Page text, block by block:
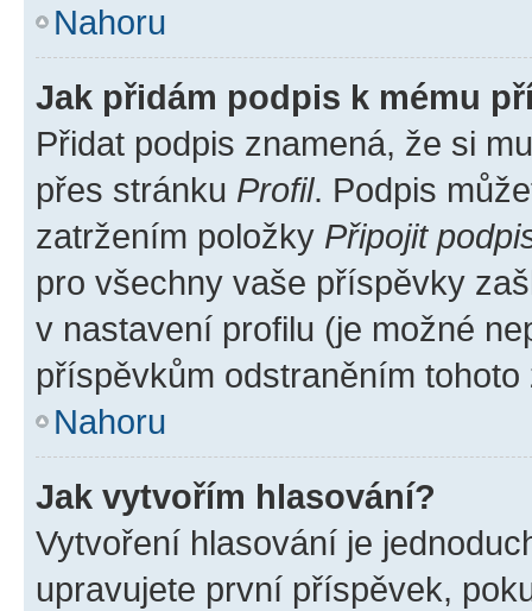
Nahoru
Jak přidám podpis k mému
Přidat podpis znamená, že si
přes stránku Profil. Podpis
zatržením položky Připojit
pro všechny vaše příspěvky
v nastavení profilu (je možné
příspěvkům odstraněním
Nahoru
Jak vytvořím hlasování?
Vytvoření hlasování je
upravujete první příspěvek,